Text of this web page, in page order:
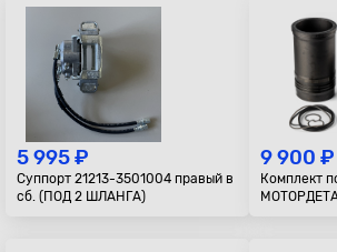
5 995 ₽
Суппорт 21213-3501004 правый в
сб. (ПОД 2 ШЛАНГА)
9 900 ₽
Комплект